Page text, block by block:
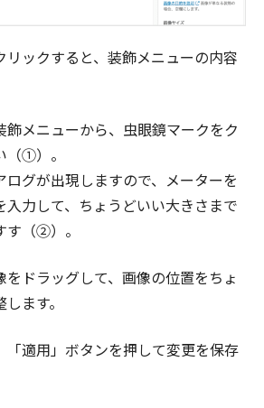
ックすると、装飾メニューの内容
メニューから、虫眼鏡マークをク
（①）。
ログが出現しますので、メーターを
力して、ちょうどいい大きさまで
す（②）。
をドラッグして、画像の位置をちょ
ます。
「適用」ボタンを押して変更を保存